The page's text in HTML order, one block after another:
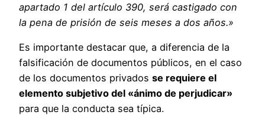
apartado 1 del artículo 390, será castigado con
la pena de prisión de seis meses a dos años.»
Es importante destacar que, a diferencia de la
falsificación de documentos públicos, en el caso
de los documentos privados se requiere el
elemento subjetivo del «ánimo de perjudicar»
para que la conducta sea típica.